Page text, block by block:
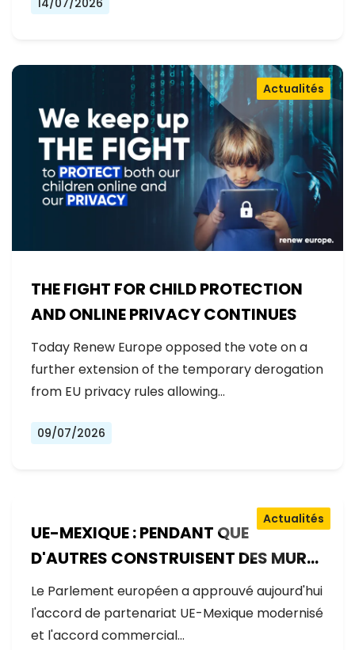
THE FIGHT FOR CHILD PROTECTION
AND ONLINE PRIVACY CONTINUES
Actualités
Today Renew Europe opposed the vote on a
further extension of the temporary derogation
from EU privacy rules allowing…
09/07/2026
UE-MEXIQUE : PENDANT QUE
D'AUTRES CONSTRUISENT DES MURS,
L'EUROPE CONSTRUIT DES PONTS
Actualités
Le Parlement européen a approuvé aujourd'hui
l'accord de partenariat UE-Mexique modernisé
et l'accord commercial…